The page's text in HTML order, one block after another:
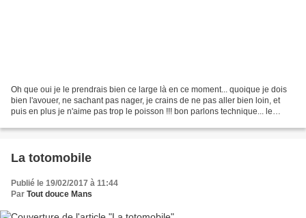
Oh que oui je le prendrais bien ce large là en ce moment... quoique je dois
bien l'avouer, ne sachant pas nager, je crains de ne pas aller bien loin, et
puis en plus je n'aime pas trop le poisson !!! bon parlons technique... le
La totomobile
Publié le 19/02/2017 à 11:44
Par Tout douce Mans